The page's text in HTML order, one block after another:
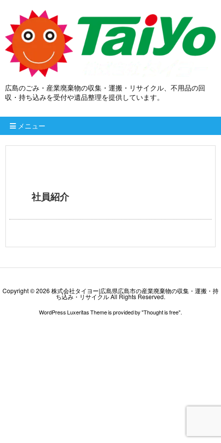
広島のごみ・産業廃棄物の収集・運搬・リサイクル、不用品の回
収・持ち込みを受付や遺品整理を提供しています。
メニュー
社員紹介
Copyright ©2026 株式会社タイヨー|広島県広島市の産業廃棄物の収集・運搬・持
ち込み・リサイクルAll Rights Reserved.
WordPress Luxeritas Theme is provided by "Thought is free".